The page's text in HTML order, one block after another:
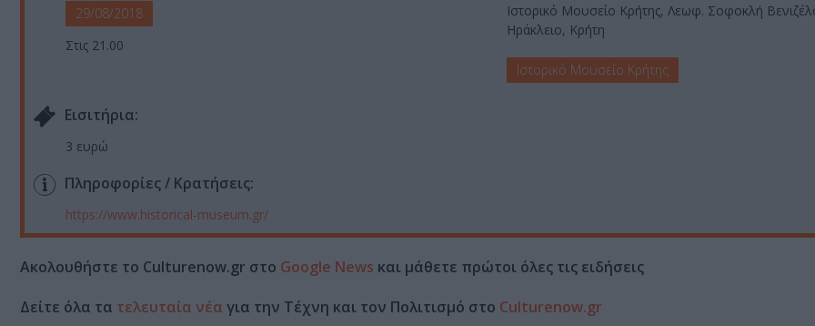
29/08/2018
Στις 21.00
Ιστορικό Μουσείο Κρήτης, Λεωφ. Σοφοκλή
Ηράκλειο, Κρήτη
Ιστορικό Μουσείο Κρήτης
Eισιτήρια:
3 ευρώ
Πληροφορίες / Κρατήσεις:
https://www.historical-museum.gr/
Ακολουθήστε το Culturenow.gr στο Google News και μάθετε πρώτοι όλες τις ειδήσεις
Δείτε όλα τα τελευταία νέα για την Τέχνη και τον Πολιτισμό στο Culturenow.gr